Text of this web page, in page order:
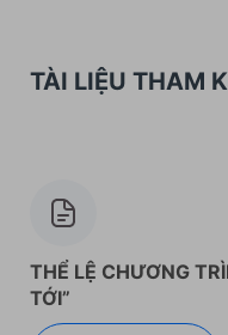
TÀI LIỆU THAM
THỂ LỆ CHƯƠNG
TỚI”